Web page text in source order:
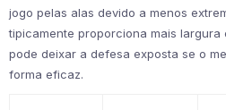
jogo pelas alas devido a menos
tipicamente proporciona mais largura
pode deixar a defesa exposta se o
forma eficaz.